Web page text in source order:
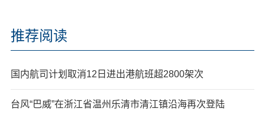
推荐阅读
国内航司计划取消12日进出港航班超2800架次
台风“巴威”在浙江省温州乐清市清江镇沿海再次登陆